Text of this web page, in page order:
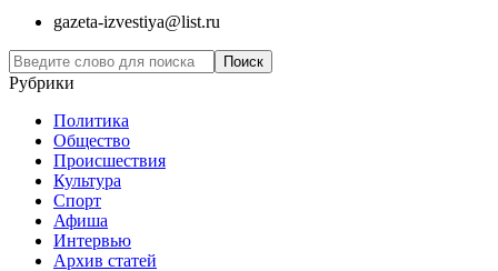
gazeta-izvestiya@list.ru
Рубрики
Политика
Общество
Проиcшествия
Культура
Спорт
Афиша
Интервью
Архив статей